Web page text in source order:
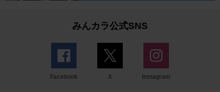
みんカラ公式SNS
Facebook X Instagram